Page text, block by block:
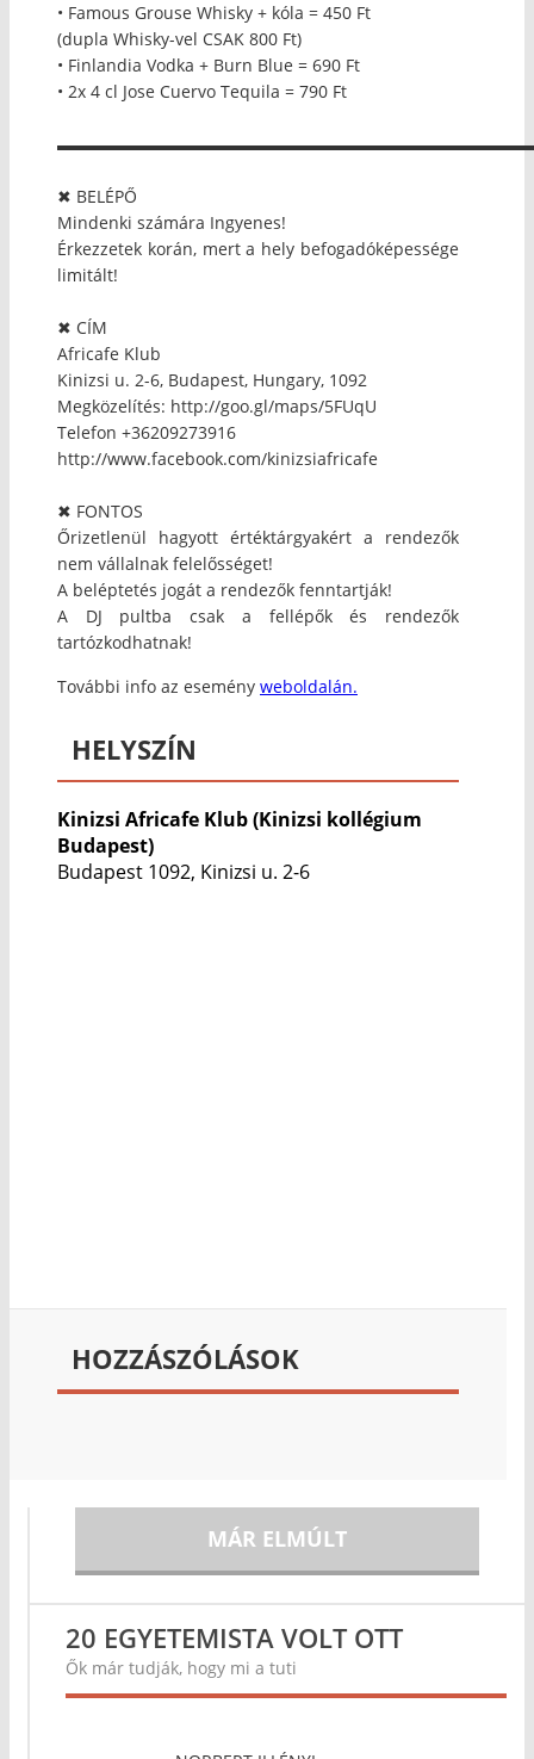
• Famous Grouse Whisky + kóla = 450 Ft
(dupla Whisky-vel CSAK 800 Ft)
• Finlandia Vodka + Burn Blue = 690 Ft
• 2x 4 cl Jose Cuervo Tequila = 790 Ft
✖ BELÉPŐ
Mindenki számára Ingyenes!
Érkezzetek korán, mert a hely befogadóképessége
limitált!
✖ CÍM
Africafe Klub
Kinizsi u. 2-6, Budapest, Hungary, 1092
Megközelítés: http://goo.gl/maps/5FUqU
Telefon +36209273916
http://www.facebook.com/kinizsiafricafe
✖ FONTOS
Őrizetlenül hagyott értéktárgyakért a rendezők
nem vállalnak felelősséget!
A beléptetés jogát a rendezők fenntartják!
A DJ pultba csak a fellépők és rendezők
tartózkodhatnak!
További info az esemény weboldalán.
HELYSZÍN
Kinizsi Africafe Klub (Kinizsi kollégium
Budapest)
Budapest 1092, Kinizsi u. 2-6
HOZZÁSZÓLÁSOK
MÁR ELMÚLT
20 EGYETEMISTA VOLT OTT
Ők már tudják, hogy mi a tuti